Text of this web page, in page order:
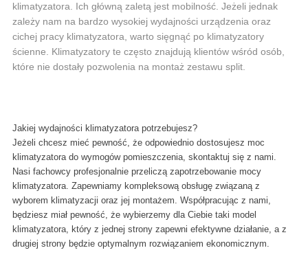
klimatyzatora. Ich główną zaletą jest mobilność. Jeżeli jednak
zależy nam na bardzo wysokiej wydajności urządzenia oraz
cichej pracy klimatyzatora, warto sięgnąć po klimatyzatory
ścienne. Klimatyzatory te często znajdują klientów wśród osób,
które nie dostały pozwolenia na montaż zestawu split.
Jakiej wydajności klimatyzatora potrzebujesz?
Jeżeli chcesz mieć pewność, że odpowiednio dostosujesz moc
klimatyzatora do wymogów pomieszczenia, skontaktuj się z nami.
Nasi fachowcy profesjonalnie przeliczą zapotrzebowanie mocy
klimatyzatora. Zapewniamy kompleksową obsługę związaną z
wyborem klimatyzacji oraz jej montażem. Współpracując z nami,
będziesz miał pewność, że wybierzemy dla Ciebie taki model
klimatyzatora, który z jednej strony zapewni efektywne działanie, a z
drugiej strony będzie optymalnym rozwiązaniem ekonomicznym.